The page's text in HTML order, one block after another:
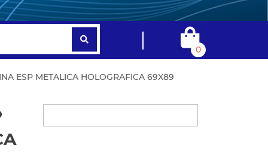
0
ESP METALICA HOLOGRAFICA 69X89